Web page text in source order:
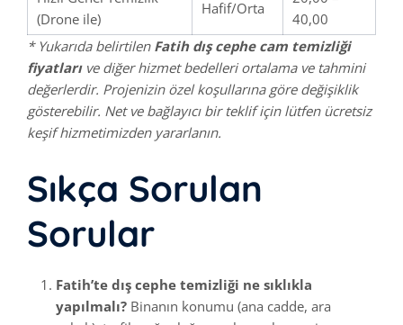
(Drone ile)
Hafif/Orta
40,00
* Yukarıda belirtilen Fatih dış cephe cam temizliği
fiyatlarıve diğer hizmet bedelleri ortalama ve tahmini
değerlerdir. Projenizin özel koşullarına göre değişiklik
gösterebilir. Net ve bağlayıcı bir teklif için lütfen ücretsiz
keşif hizmetimizden yararlanın.
Sıkça Sorulan
Sorular
Fatih’te dış cephe temizliği ne sıklıkla
yapılmalı? Binanın konumu (ana cadde, ara